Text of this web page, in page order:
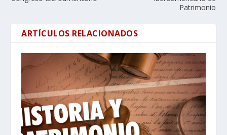
Patrimonio
ARTÍCULOS RELACIONADOS